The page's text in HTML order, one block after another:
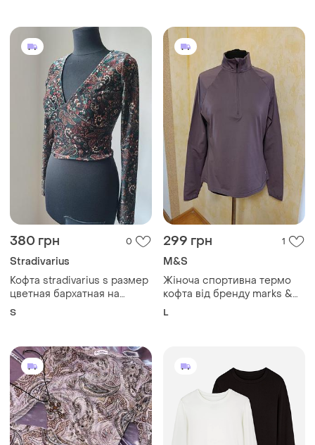
380 грн 0
Stradivarius
Кофта stradivarius s размер
цветная бархатная на
длинный рукав
S
299 грн 1
M&S
Жіноча спортивна термо
кофта від бренду marks &
spencer (з лінійки
L